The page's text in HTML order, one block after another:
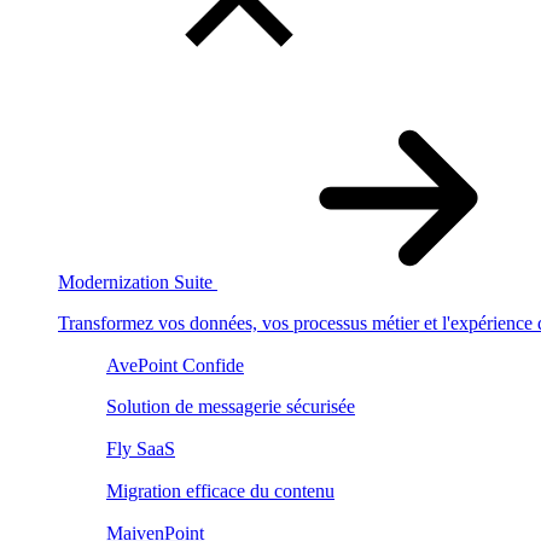
Modernization Suite
Transformez vos données, vos processus métier et l'expérience
AvePoint Confide
Solution de messagerie sécurisée
Fly SaaS
Migration efficace du contenu
MaivenPoint